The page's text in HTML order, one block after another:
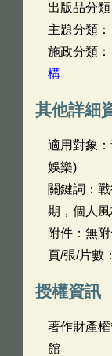
出版品分
主題分類：
施政分類：
構
其他詳細
適用對象
娛樂)
關鍵詞：
期，個人風
附件：無
頁/張/片數
授權資訊
著作財產
館